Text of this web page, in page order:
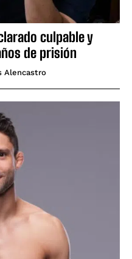
culpable y
de prisión
Alencastro